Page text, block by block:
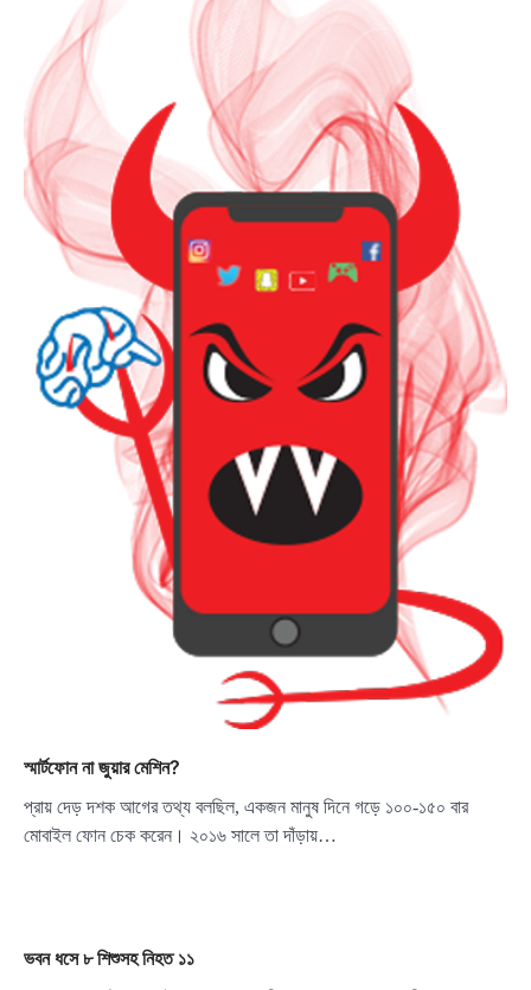
স্মার্টফোন না জুয়ার মেশিন?
প্রায় দেড় দশক আগের তথ্য বলছিল, একজন মানুষ দিনে গড়ে ১০০-১৫০ বার
মোবাইল ফোন চেক করেন। ২০১৬ সালে তা দাঁড়ায়…
ভবন ধসে ৮ শিশুসহ নিহত ১১